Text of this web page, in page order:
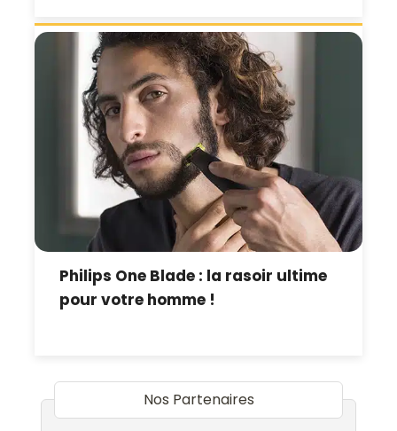
Philips One Blade : la rasoir ultime
pour votre homme !
Nos Partenaires